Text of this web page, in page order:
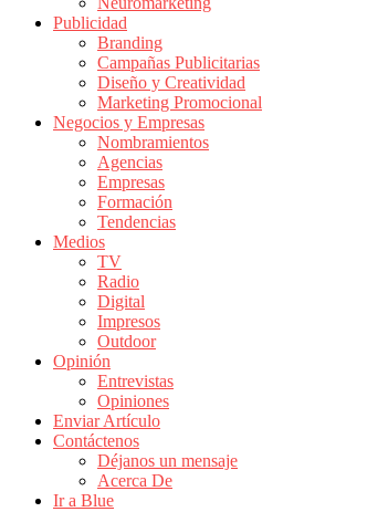
Colombia
Magazine
Publicidad
Marketing
Noticias
Actualidad
Mercadeo
Colombia
Revistas
Actualidad
Colombia
Publicidad
Branding
Campañas Publicitarias
Diseño y Creatividad
Marketing Promocional
Negocios y Empresas
Nombramientos
Agencias
Empresas
Formación
Tendencias
Medios
TV
Radio
Digital
Impresos
Outdoor
Opinión
Entrevistas
Opiniones
Enviar Artículo
Contáctenos
Déjanos un mensaje
Acerca De
Ir a Blue